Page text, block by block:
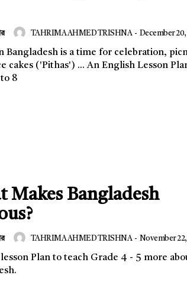
TAHRIMA AHMED TRISHNA - December 20,
Bangladesh is a time for celebration,
... An English Lesson Plan for
8
Makes Bangladesh
TAHRIMA AHMED TRISHNA - November 22,
Plan to teach Grade 4 - 5 more